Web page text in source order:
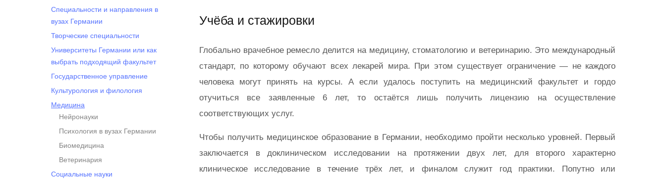
Специальности и направления в
вузах Германии
Творческие специальности
Университеты Германии или как
выбрать подходящий факультет
Государственное управление
Культурология и филология
Медицина
Нейронауки
Психология в вузах Германии
Биомедицина
Ветеринария
Социальные науки
Учёба и стажировки
Глобально врачебное ремесло делится на медицину, стоматологию и ветеринарию. Это международный
стандарт, по которому обучают всех лекарей мира. При этом существует ограничение — не каждого
человека могут принять на курсы. А если удалось поступить на медицинский факультет и гордо
отучиться все заявленные 6 лет, то остаётся лишь получить лицензию на осуществление
соответствующих услуг.
Чтобы получить медицинское образование в Германии, необходимо пройти несколько уровней. Первый
заключается в доклиническом исследовании на протяжении двух лет, для второго характерно
клиническое исследование в течение трёх лет, и финалом служит год практики. Попутно или